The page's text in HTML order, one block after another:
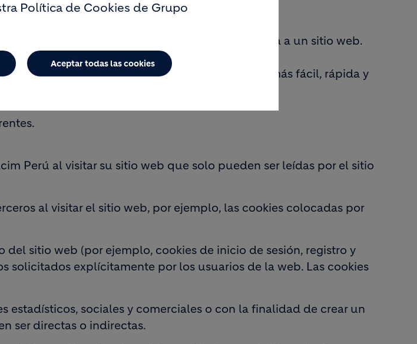
necesarios para una conexión efectiva y segura a un sitio web.
de sus preferencias para una navegación más fácil, rápida y
Perú al visitar su sitio web que solo pueden ser leídas por el sitio
al visitar el sitio web, por ejemplo, las cookies colocadas por
sitio web (por ejemplo, cookies de inicio de sesión, registro y
solicitados explícitamente por los usuarios de la web. Las cookies
estadísticos, sociales y comerciales o con la finalidad de crear un
ser directas o indirectas.
Política de Cookies de Grupo
Aceptar todas las cookies